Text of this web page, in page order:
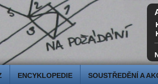
ENCYKLOPEDIE SOUSTŘEDĚNÍ A